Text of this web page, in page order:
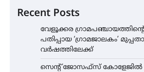
Recent Posts
വേളൂക്കര
പതിപ്പായ ‘ഗ്രാമജാലകം’
വർഷത്തിലേക്ക്
സെന്റ് ജോസഫ്സ് കോളേജിൽ